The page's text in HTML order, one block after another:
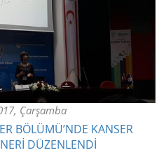
Çarşamba
BÖLÜMÜ’NDE KANSER
DÜZENLENDİ